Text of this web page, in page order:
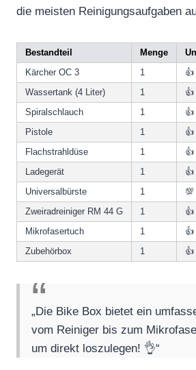
die meisten Reinigungsaufgaben
Bestandteil Menge
Kärcher OC 3
1
👍
Wassertank (4 Liter)
1
👍
Spiralschlauch
1
👍
Pistole
1
👍
Flachstrahldüse
1
👍
Ladegerät
1
👍
Universalbürste
1
💯
Zweiradreiniger RM 44 G
1
👍
Mikrofasertuch
1
👍
Zubehörbox
1 👍
„Die Bike Box bietet ein
vom Reiniger bis zum
um direkt loszulegen! 👌“